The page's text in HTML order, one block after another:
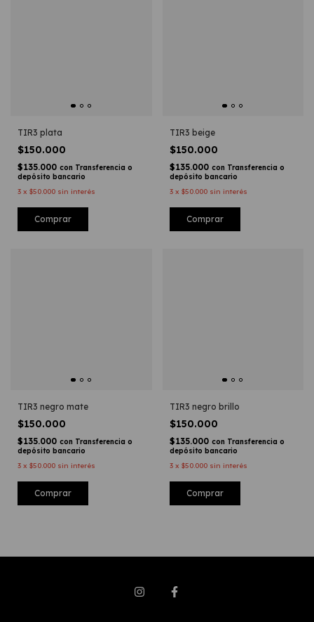
TIR3 plata
$150.000
$135.000 con Transferencia o
depósito bancario
3 x $50.000 sin interés
Comprar
TIR3 beige
$150.000
$135.000 con Transferencia o
depósito bancario
3 x $50.000 sin interés
Comprar
TIR3 negro mate
$150.000
$135.000 con Transferencia o
depósito bancario
3 x $50.000 sin interés
Comprar
TIR3 negro brillo
$150.000
$135.000 con Transferencia o
depósito bancario
3 x $50.000 sin interés
Comprar